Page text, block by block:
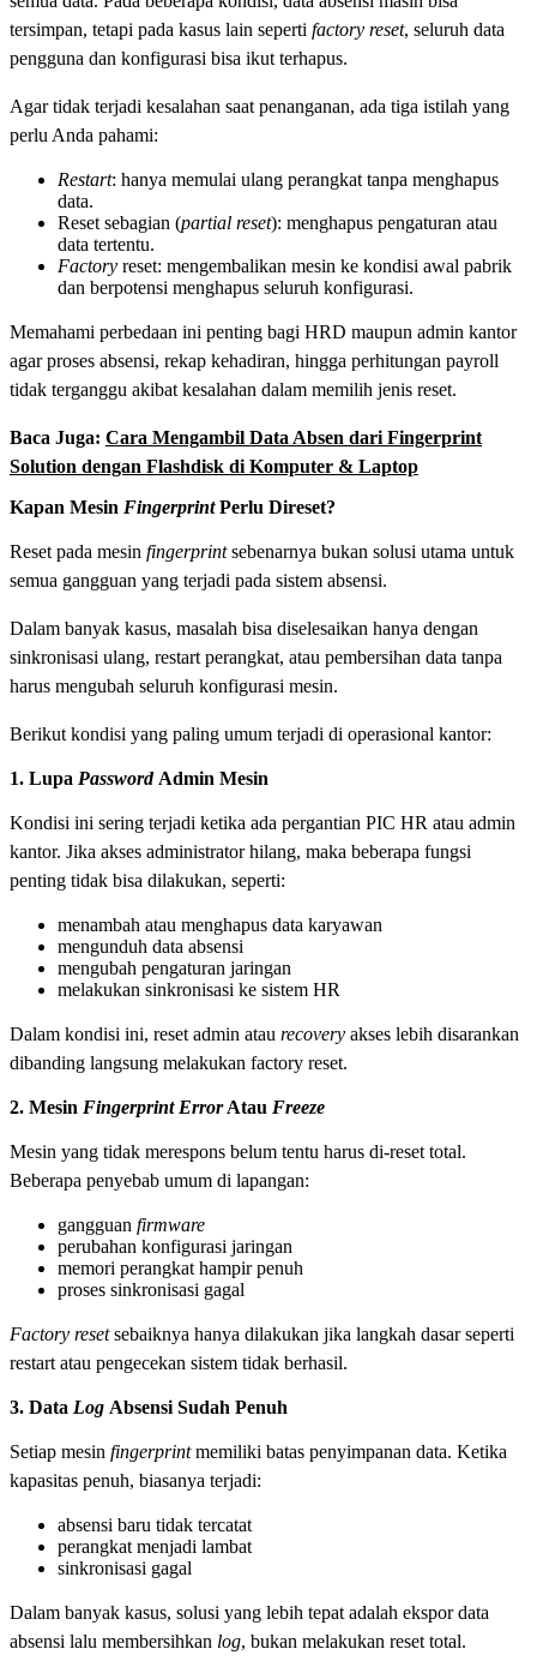
tersimpan, tetapi pada kasus lain seperti factory reset, seluruh data
pengguna dan konfigurasi bisa ikut terhapus.
Agar tidak terjadi kesalahan saat penanganan, ada tiga istilah yang
perlu Anda pahami:
Restart: hanya memulai ulang perangkat tanpa menghapus
data.
Reset sebagian (partial reset): menghapus pengaturan atau
data tertentu.
Factory reset: mengembalikan mesin ke kondisi awal pabrik
dan berpotensi menghapus seluruh konfigurasi.
Memahami perbedaan ini penting bagi HRD maupun admin kantor
agar proses absensi, rekap kehadiran, hingga perhitungan payroll
tidak terganggu akibat kesalahan dalam memilih jenis reset.
Baca Juga: Cara Mengambil Data Absen dari Fingerprint
Solution dengan Flashdisk di Komputer & Laptop
Kapan Mesin FingerprintPerlu Direset?
Reset pada mesin fingerprintsebenarnya bukan solusi utama untuk
semua gangguan yang terjadi pada sistem absensi.
Dalam banyak kasus, masalah bisa diselesaikan hanya dengan
sinkronisasi ulang, restart perangkat, atau pembersihan data tanpa
harus mengubah seluruh konfigurasi mesin.
Berikut kondisi yang paling umum terjadi di operasional kantor:
1. Lupa Password Admin Mesin
Kondisi ini sering terjadi ketika ada pergantian PIC HR atau admin
kantor. Jika akses administrator hilang, maka beberapa fungsi
penting tidak bisa dilakukan, seperti:
menambah atau menghapus data karyawan
mengunduh data absensi
mengubah pengaturan jaringan
melakukan sinkronisasi ke sistem HR
Dalam kondisi ini, reset admin atau recovery akses lebih disarankan
dibanding langsung melakukan factory reset.
2. Mesin Fingerprint ErrorAtau Freeze
Mesin yang tidak merespons belum tentu harus di-reset total.
Beberapa penyebab umum di lapangan:
gangguan firmware
perubahan konfigurasi jaringan
memori perangkat hampir penuh
proses sinkronisasi gagal
Factory resetsebaiknya hanya dilakukan jika langkah dasar seperti
restart atau pengecekan sistem tidak berhasil.
3. Data Log Absensi Sudah Penuh
Setiap mesin fingerprintmemiliki batas penyimpanan data. Ketika
kapasitas penuh, biasanya terjadi:
absensi baru tidak tercatat
perangkat menjadi lambat
sinkronisasi gagal
Dalam banyak kasus, solusi yang lebih tepat adalah ekspor data
absensi lalu membersihkan log, bukan melakukan reset total.